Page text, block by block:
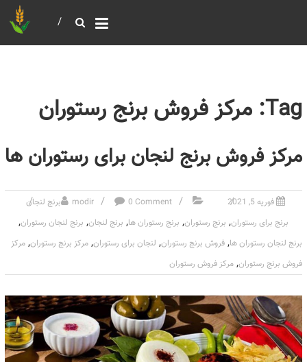
Tag: مرکز فروش برنج رستوران
مرکز فروش برنج لنجان برای رستوران ها
فوریه 5, 2021 modir 0 Comment
برنج لنجان
برنج برای رستوران, برنج رستوران, برنج رستوران ها, برنج لنجان, برنج لنجان رستوران,
برنج لنجان رستوران ها, فروش برنج رستوران, لنجان برای رستوران, مرکز برنج رستوران, مرکز
فروش برنج رستوران, مرکز فروش رستوران